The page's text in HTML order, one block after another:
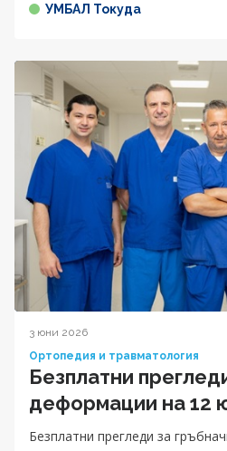
УМБАЛ Токуда
3 юни 2026
Ортопедия и травматология
Безплатни
деформации на 12
Безплатни прегледи за